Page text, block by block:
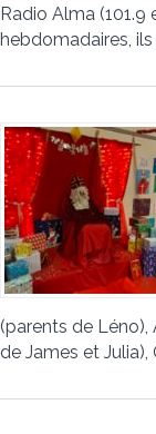
Radio Alma (101.9
hebdomadaires, ils
(parents de
de James et Julia),